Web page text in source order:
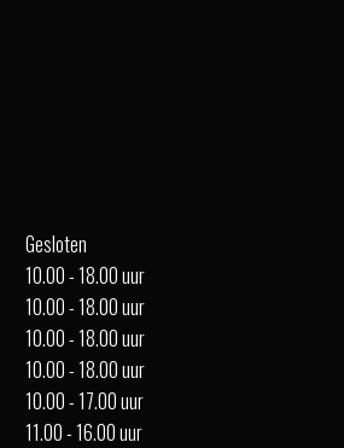
Gesloten
10.00 - 18.00 uur
10.00 - 18.00 uur
10.00 - 18.00 uur
10.00 - 18.00 uur
10.00 - 17.00 uur
11.00 - 16.00 uur